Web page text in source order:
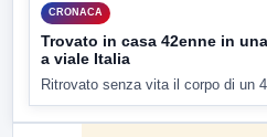
CRONACA
Trovato in casa 42enne in
a viale Italia
Ritrovato senza vita il corpo di un